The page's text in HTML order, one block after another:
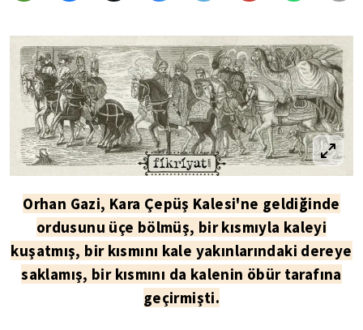
Orhan Gazi, Kara Çepüş Kalesi'ne geldiğinde
ordusunu üçe bölmüş, bir kısmıyla kaleyi
kuşatmış, bir kısmını kale yakınlarındaki dereye
saklamış, bir kısmını da kalenin öbür tarafına
geçirmişti.